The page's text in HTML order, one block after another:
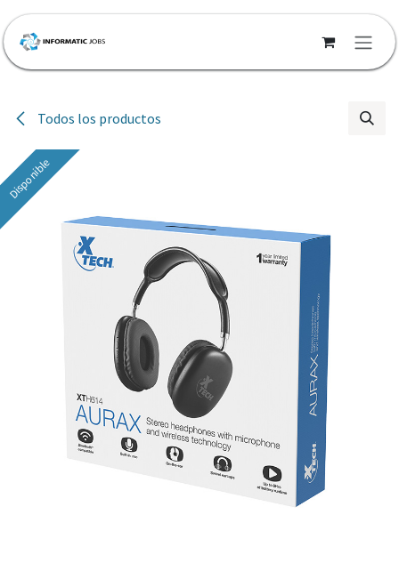
Ir al contenido
Todos los productos
Disponible